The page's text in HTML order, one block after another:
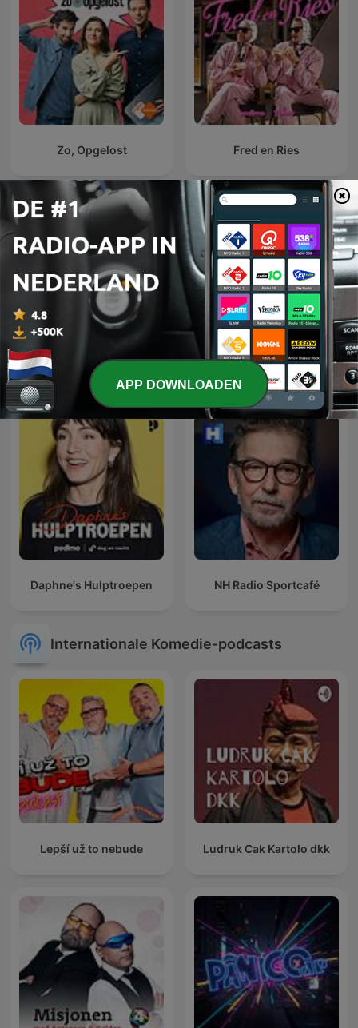
Zo, Opgelost Fred en Ries
Beter Goed Gejat
L'œil de Philippe
Caverivière
Daphne's Hulptroepen NH Radio Sportcafé
Internationale Komedie-podcasts
Lepší už to nebude Ludruk Cak Kartolo dkk
APP DOWNLOADEN